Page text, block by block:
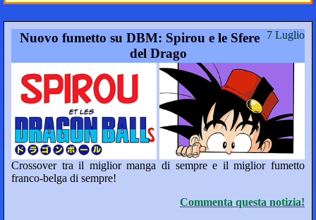
7 Luglio
Nuovo fumetto su DBM: Spirou e le Sfere
del Drago
Crossover tra il miglior manga di sempre e il miglior fumetto
franco-belga di sempre!
Commenta questa notizia!